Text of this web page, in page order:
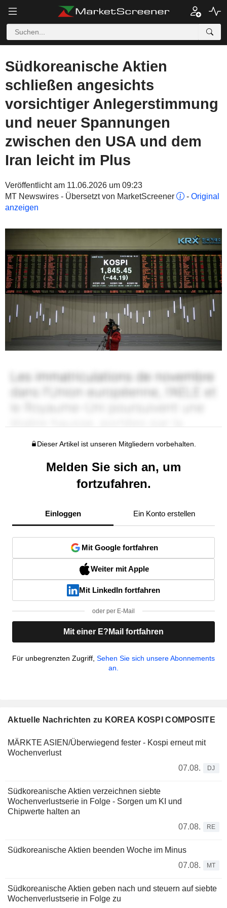
Südkoreanische Aktien
schließen angesichts
vorsichtiger Anlegerstimmung
und neuer Spannungen
zwischen den USA und dem
Iran leicht im Plus
Veröffentlicht am 11.06.2026 um 09:23
MT Newswires - Übersetzt von MarketScreener
- Original
anzeigen
Dieser Artikel ist unseren Mitgliedern vorbehalten.
Melden Sie sich an, um
fortzufahren.
Einloggen Ein Konto erstellen
Mit Google fortfahren
Weiter mit Apple
Mit LinkedIn fortfahren
oder per E-Mail
Mit einer E?Mail fortfahren
Für unbegrenzten Zugriff, Sehen Sie sich unsere Abonnements
an.
Aktuelle Nachrichten zu KOREA KOSPI COMPOSITE
MÄRKTE ASIEN/Überwiegend fester - Kospi erneut mit
Wochenverlust
07.08.
DJ
Südkoreanische Aktien verzeichnen siebte
Wochenverlustserie in Folge - Sorgen um KI und
Chipwerte halten an
07.08.
RE
Südkoreanische Aktien beenden Woche im Minus
07.08.
MT
Südkoreanische Aktien geben nach und steuern auf siebte
Wochenverlustserie in Folge zu